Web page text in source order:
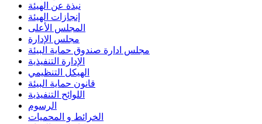
نبذة عن الهيئة
إنجازات الهيئة
المجلس الأعلى
مجلس الإدارة
مجلس ادارة صندوق حماية البيئة
الإدارة التنفيذية
الهيكل التنظيمي
قانون حماية البيئة
اللوائح التنفيذية
الرسوم
الخرائط و المحميات